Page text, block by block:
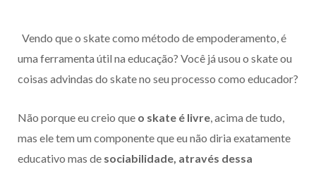
Vendo que o skate como método de empoderamento, é
uma ferramenta útil na educação? Você já usou o skate ou
coisas advindas do skate no seu processo como educador?
Não porque eu creio que o skate é livre, acima de tudo,
mas ele tem um componente que eu não diria exatamente
educativo mas de sociabilidade, através dessa